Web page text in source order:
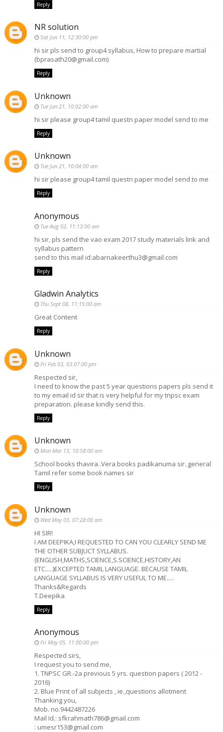
Reply
NR solution
Sat Jun 11, 12:30:00 pm
hi sir pls send to group4 syllabus, How to prepare martial
(bprasath20@gmail.com)
Reply
Unknown
Tue Jun 21, 10:02:00 am
hi sir please group4 tamil questn paper model send to me
Reply
Unknown
Tue Jun 21, 10:04:00 am
hi sir please group4 tamil questn paper model send to me
Reply
Anonymous
Tue Aug 02, 11:13:00 am
hi sir, pls send the vao exam 2017 study materials link and
syllabus pattern
send to this mail id:abarnakeerthu3@gmail.com
Reply
Gladwin Analytics
Thu Sept 08, 11:15:00 am
Great Content
Reply
Unknown
Fri Feb 03, 03:07:00 pm
Respected sir,
I need to know the past 5 year questions papers pls send it
to my email id sir that is very helpful for my tnpsc exam
preparation. please kindly send this.
Reply
Unknown
Mon Mar 13, 10:58:00 am
School books thavira..Vera books padikanuma sir..general
Tamil refer some book names sir
Reply
Unknown
Wed May 03, 07:28:00 am
HI SIR!
I AM DEEPIKA,I REQUESTED TO CAN YOU CLEARLY SEND ME
THE OTHER SUBJUCT SYLLABUS.
(ENGLISH,MATHS,SCIENCE,S.SCIENCE,HISTORY,AN
ETC.....)EXCEPTED TAMIL LANGUAGE. BECAUSE TAMIL
LANGUAGE SYLLABUS IS VERY USEFUL TO ME.....
Thanks&Regards
T.Deepika
Reply
Anonymous
Fri May 05, 11:00:00 pm
Respected sirs,
I request you to send me,
1. TNPSC GR.-2a previous 5 yrs. question papers ( 2012 -
2016)
2. Blue Print of all subjects , ie.,questions allotment
Thanking you,
Mob. no.9442487226
Mail Id.: sfkrahmath786@gmail.com
: umesr153@gmail.com